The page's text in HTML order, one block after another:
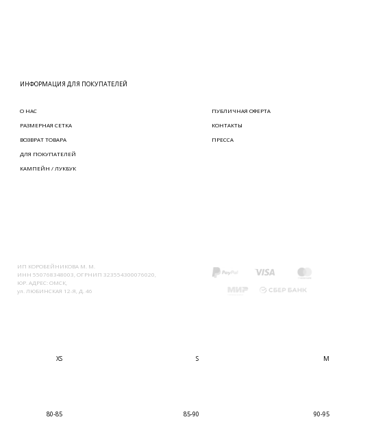
КОНТАКТЫ
ПРЕССА
ВОЗВРАТ ТОВАРА
ДЛЯ ПОКУПАТЕЛЕЙ
О НАС
ИП КОРОБЕЙНИКОВА М. М.
ИНН 550768348003, ОГРНИП 323554300076020,
ЮР. АДРЕС: ОМСК,
ул. ЛЮБИНСКАЯ 12-Я, Д. 46
РАЗМЕРНАЯ СЕТКА
ИНФОРМАЦИЯ ДЛЯ ПОКУПАТЕЛЕЙ
ПУБЛИЧНАЯ ОФЕРТА
КАМПЕЙН / ЛУКБУК
XS S M
80-85 85-90 90-95